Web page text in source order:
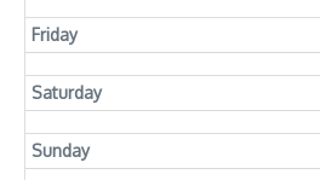
Friday
Saturday
Sunday